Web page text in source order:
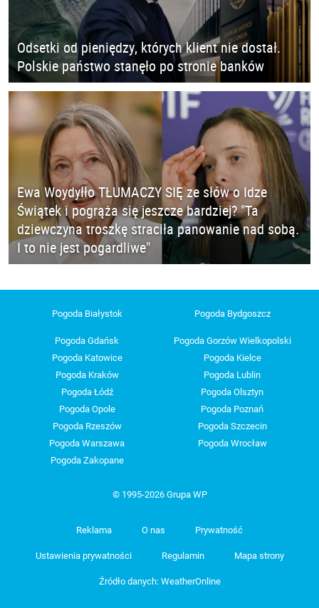
Odsetki od pieniędzy, których klient nie dostał.
Polskie państwo stanęło po stronie banków
Ewa Woydyłło TŁUMACZY SIĘ ze słów o Idze
Świątek i pogrąża się jeszcze bardziej? "Ta
dziewczyna troszkę straciła panowanie nad sobą.
I to nie jest pogardliwe"
Pogoda Białystok Pogoda Bydgoszcz
Pogoda Gdańsk
Pogoda Gorzów Wielkopolski
Pogoda Katowice
Pogoda Kielce
Pogoda Kraków
Pogoda Lublin
Pogoda Łódź
Pogoda Olsztyn
Pogoda Opole
Pogoda Poznań
Pogoda Rzeszów
Pogoda Szczecin
Pogoda Warszawa
Pogoda Wrocław
Pogoda Zakopane
© 1995-2026 Grupa WP
Reklama O nas Prywatność
Ustawienia prywatności Regulamin Mapa strony
Źródło danych: WeatherOnline